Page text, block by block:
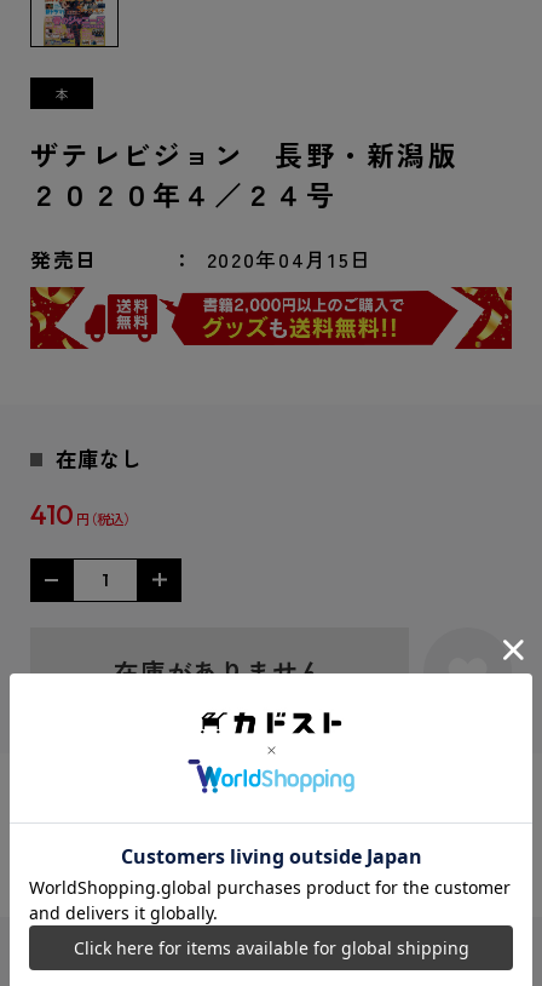
ザテレビジョン 長野・新潟版
２０２０年４／２４号
発売日 2020年04月15日
在庫なし
410 円
在庫がありません
シェアする：
JANコード
4910220940405